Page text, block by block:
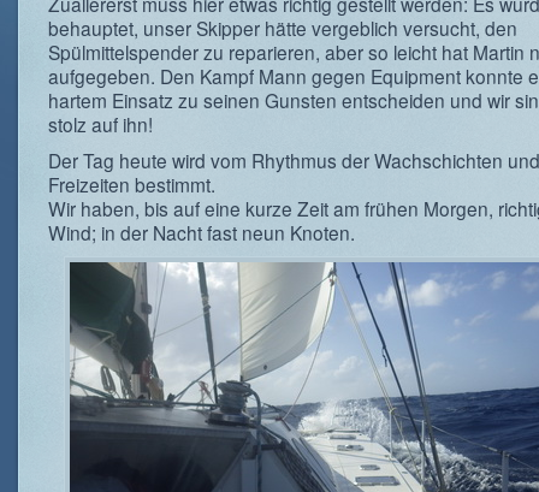
behauptet, unser Skipper hätte vergeblich versucht, den
Spülmittelspender zu reparieren, aber so leicht hat Martin
aufgegeben. Den Kampf Mann gegen Equipment konnte
hartem Einsatz zu seinen Gunsten entscheiden und wir
stolz auf ihn!
Der Tag heute wird vom Rhythmus der Wachschichten und
Freizeiten bestimmt.
Wir haben, bis auf eine kurze Zeit am frühen Morgen,
Wind; in der Nacht fast neun Knoten.